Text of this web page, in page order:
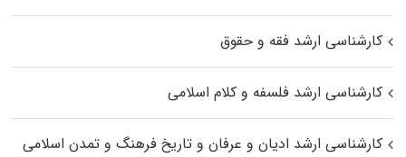
کارشناسی ارشد فقه و حقوق
کارشناسی ارشد فلسفه و کلام اسلامی
کارشناسی ارشد ادیان و عرفان و تاریخ فرهنگ و تمدن اسلامی